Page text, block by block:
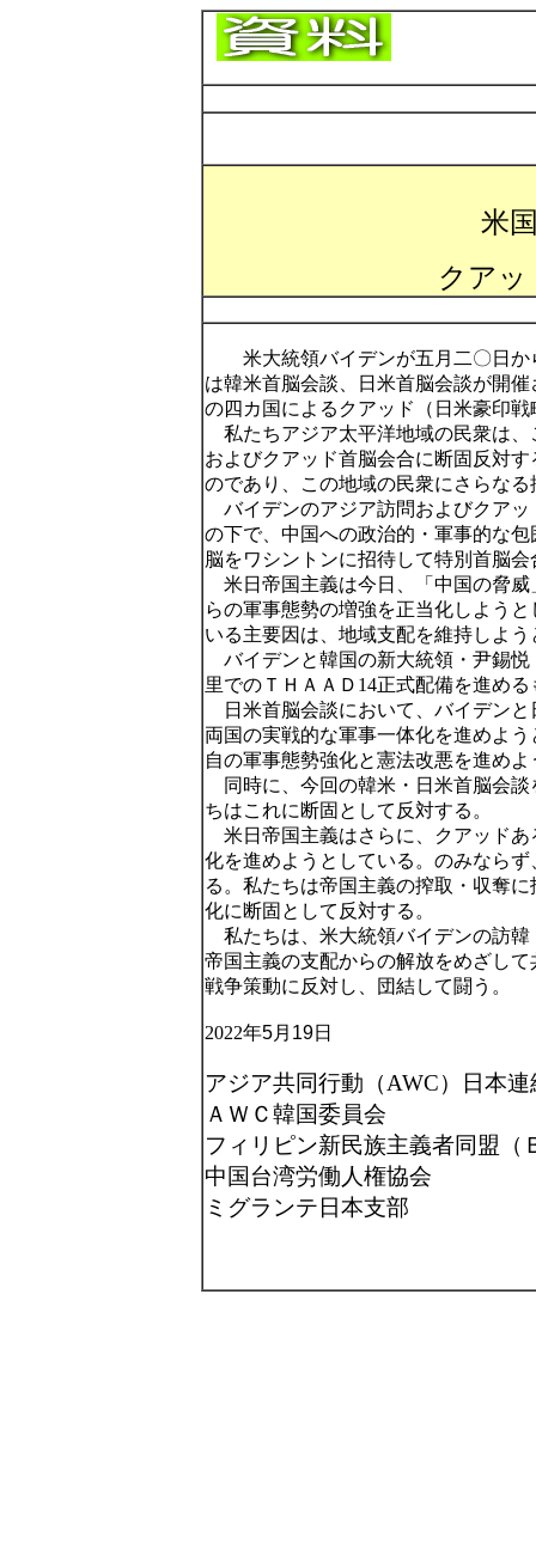
米
クアッ
米大統領バイデンが五月二〇日か
は韓米首脳会談、日米首脳会談が開
の四カ国によるクアッド（日米豪印
私たちアジア太平洋地域の民衆は、
およびクアッド首脳会合に断固反対
のであり、この地域の民衆にさらな
バイデンのアジア訪問およびクアッ
の下で、中国への政治的・軍事的な
脳をワシントンに招待して特別首脳
米日帝国主義は今日、「中国の脅威
らの軍事態勢の増強を正当化しよう
いる主要因は、地域支配を維持しよ
バイデンと韓国の新大統領・尹錫悦
里でのＴＨＡＡＤ14正式配備を進め
日米首脳会談において、バイデンと
両国の実戦的な軍事一体化を進めよ
自の軍事態勢強化と憲法改悪を進め
同時に、今回の韓米・日米首脳会談
ちはこれに断固として反対する。
米日帝国主義はさらに、クアッドあ
化を進めようとしている。のみなら
る。私たちは帝国主義の搾取・収奪
化に断固として反対する。
私たちは、米大統領バイデンの訪韓
帝国主義の支配からの解放をめざし
戦争策動に反対し、団結して闘う。
2022年5月 19日
アジア共同行動（AWC）日本
ＡＷＣ韓国委員会
フィリピン新民族主義者同盟（
中国台湾労働人権協会
ミグランテ日本支部